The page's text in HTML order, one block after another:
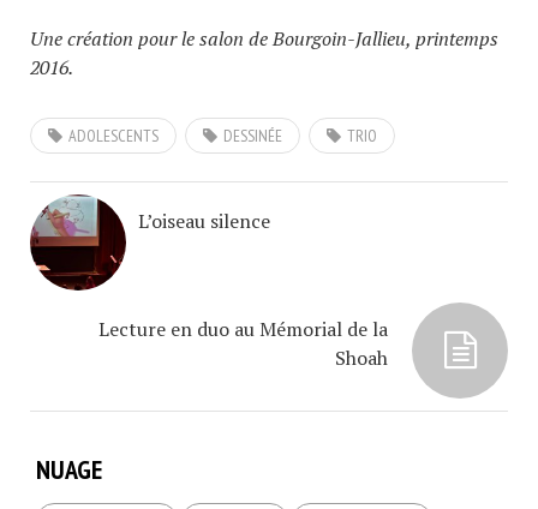
Une création pour le salon de Bourgoin-Jallieu, printemps
2016.
ADOLESCENTS DESSINÉE TRIO
L’oiseau silence
Lecture en duo au Mémorial de la
Shoah
NUAGE